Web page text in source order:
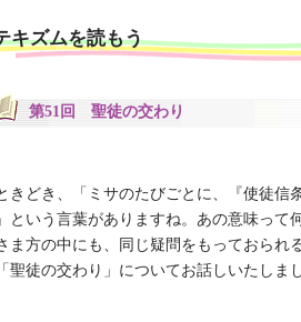
キズムを読もう
第51回 聖徒の交わり
きどき、「ミサのたびごとに、『使徒信
という言葉がありますね。あの意味っ
ま方の中にも、同じ疑問をもっておられ
聖徒の交わり」についてお話しいたしま